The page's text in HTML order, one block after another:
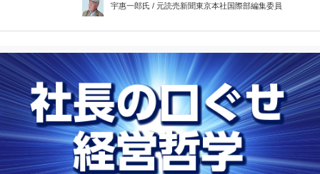
宇惠一郎氏 / 元読売新聞東京本社国際部編集委員